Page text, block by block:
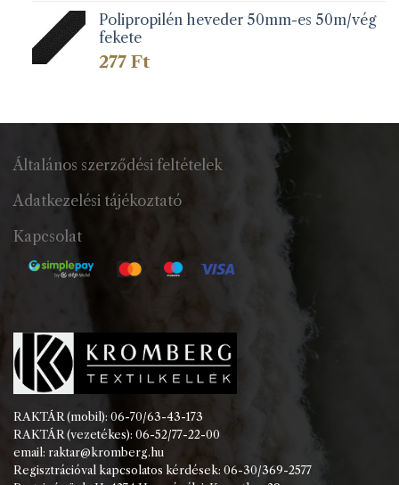
216 Ft
Polipropilén heveder 50mm-es 50m/vég
fekete
277 Ft
Általános szerződési feltételek
Adatkezelési tájékoztató
Kapcsolat
RAKTÁR (mobil): 06-70/63-43-173
RAKTÁR (vezetékes): 06-52/77-22-00
email: raktar@kromberg.hu
Regisztrációval kapcsolatos kérdések: 06-30/369-2577